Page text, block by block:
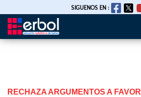
Pasar
SIGUENOS EN :
RECHAZA ARGUMENTOS A FAVOR